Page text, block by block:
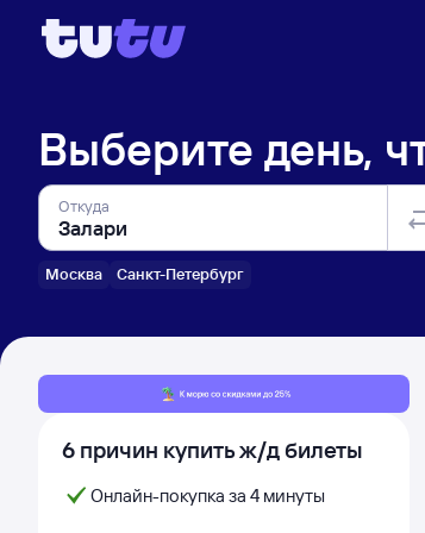
Выберите день,
Откуда
Москва Санкт-Петербург
6 причин купить ж/д билеты
Онлайн-покупка за 4 минуты